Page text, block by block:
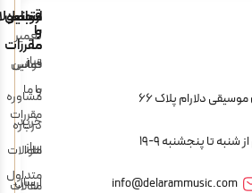
دلارام پلاک 66
تا پنجشنبه 9-19
info@delarammusic.com
تعمیر
ساز
مشاوره
خرید
ساز
ارسال
قوانین
و
مقررات
قوانین
و
مقررات
سوالات
متداول
ارتباط
با
ما
تماس
با ما
درباره
ما
مقالات